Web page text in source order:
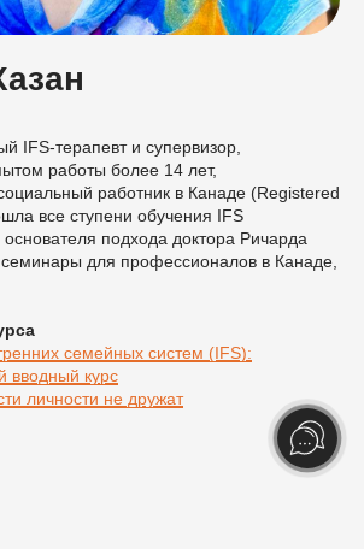
IFS-терапевт и супервизор,
работы более 14 лет,
работник в Канаде (Registered
все ступени обучения IFS
основателя подхода доктора Ричарда
для профессионалов в Канаде,
семейных систем (IFS):
вводный курс
личности не дружат